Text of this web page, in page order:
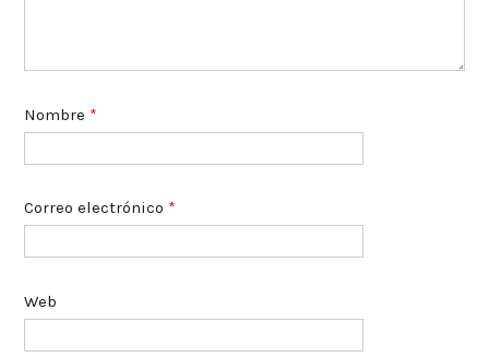
Nombre *
Correo electrónico *
Web